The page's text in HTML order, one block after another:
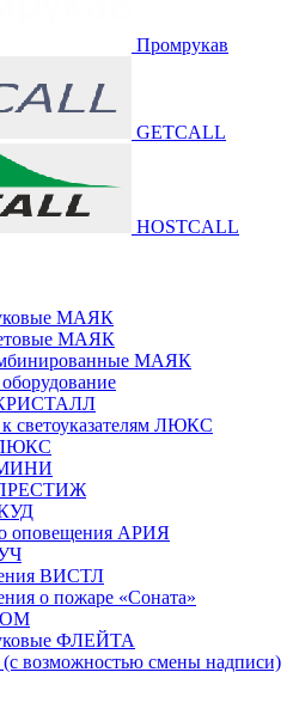
Промрукав
GETCALL
HOSTCALL
МАЯК
МАЯК
МАЯК
КРИСТАЛЛ
светоуказателям ЛЮКС
ЛЮКС
МИНИ
ПРЕСТИЖ
оповещения АРИЯ
ВИСТЛ
о пожаре «Соната»
ФЛЕЙТА
возможностью смены надписи)